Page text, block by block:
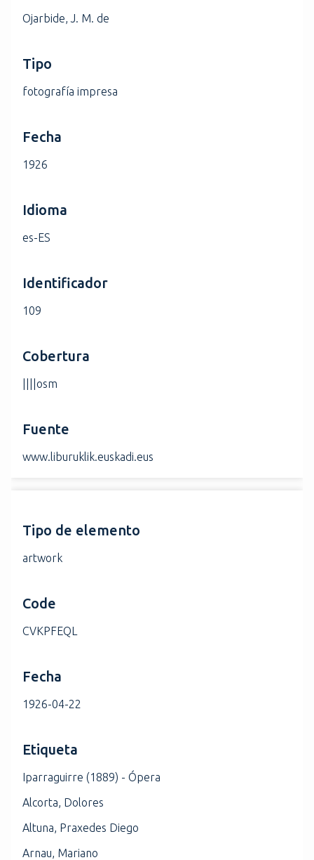
Ojarbide, J. M. de
Tipo
fotografía impresa
Fecha
1926
Idioma
es-ES
Identificador
109
Cobertura
||||osm
Fuente
www.liburuklik.euskadi.eus
Tipo de elemento
artwork
Code
CVKPFEQL
Fecha
1926-04-22
Etiqueta
Iparraguirre (1889) - Ópera
Alcorta, Dolores
Altuna, Praxedes Diego
Arnau, Mariano